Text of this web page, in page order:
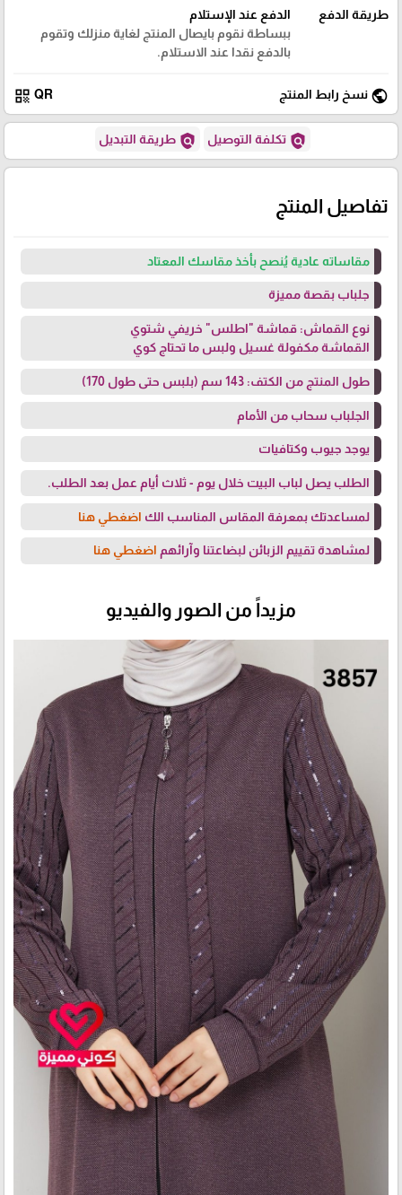
طريقة الدفع
الدفع عند الإستلام
ببساطة نقوم بايصال المنتج لغاية منزلك وتقوم
بالدفع نقدا عند الاستلام.
public نسخ رابط المنتج QR
qr_code
policy تكلفة التوصيل policy طريقة التبديل
تفاصيل المنتج
مقاساته عادية يُنصح بأخذ مقاسك المعتاد
جلباب بقصة مميزة
نوع القماش: قماشة "اطلس" خريفي شتوي
القماشة مكفولة غسيل ولبس ما تحتاج كوي
طول المنتج من الكتف: 143 سم (بلبس حتى طول 170)
الجلباب سحاب من الأمام
يوجد جيوب وكتافيات
الطلب يصل لباب البيت خلال يوم - ثلاث أيام عمل بعد الطلب.
لمساعدتك بمعرفة المقاس المناسب الك اضغطي هنا
لمشاهدة تقييم الزبائن لبضاعتنا وآرائهم اضغطي هنا
مزيداً من الصور والفيديو